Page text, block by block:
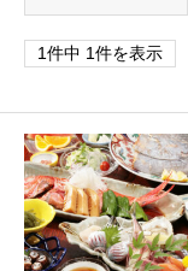
1件中 1件を表示